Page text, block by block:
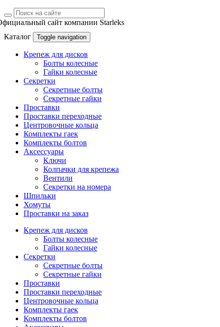
сайт компании Starleks
Каталог
Toggle navigation
Крепеж для дисков
Болты колесные
Гайки колесные
Секретки
Секретные болты
Секретные гайки
Проставки
Проставки переходные
Центровочные кольца
Комплекты гаек
Комплекты болтов
Аксессуары
Ключи
Колпачки для крепежа
Вентили
Секретки на номера
Шпильки
Хомуты
Проставки на заказ
Крепеж для дисков
Болты колесные
Гайки колесные
Секретки
Секретные болты
Секретные гайки
Проставки
Проставки переходные
Центровочные кольца
Комплекты гаек
Комплекты болтов